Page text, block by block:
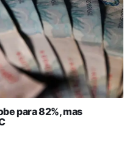
para 82%, mas